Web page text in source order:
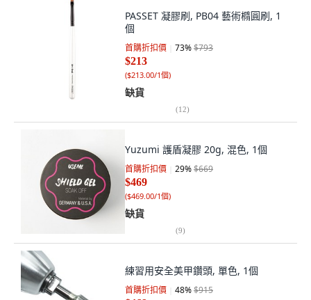
PASSET 凝膠刷, PB04 藝術橢圓刷, 1
個
首購折扣價 73%$793
$213
($213.00/1個)
缺貨
(12)
Yuzumi 護盾凝膠 20g, 混色, 1個
首購折扣價 29%$669
$469
($469.00/1個)
缺貨
(9)
練習用安全美甲鑽頭, 單色, 1個
首購折扣價 48%$915